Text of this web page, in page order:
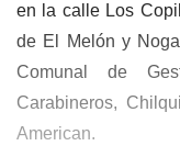
en la calle Los
de El Melón y
Comunal de
Carabineros,
American.